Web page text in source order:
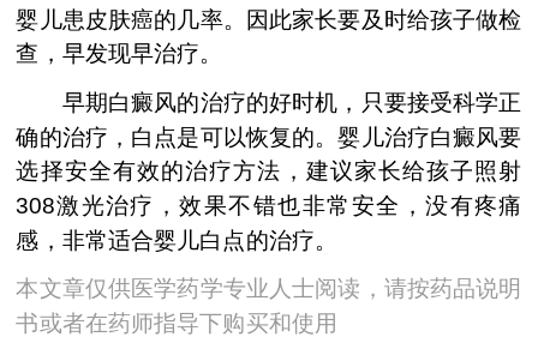
婴儿患皮肤癌的几率。因此家长要及时给孩子做检
查，早发现早治疗。
早期白癜风的治疗的好时机，只要接受科学正
确的治疗，白点是可以恢复的。婴儿治疗白癜风要
选择安全有效的治疗方法，建议家长给孩子照射
308激光治疗，效果不错也非常安全，没有疼痛
感，非常适合婴儿白点的治疗。
本文章仅供医学药学专业人士阅读，请按药品说明
书或者在药师指导下购买和使用